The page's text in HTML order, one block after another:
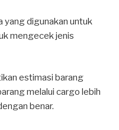
yang digunakan untuk
mengecek jenis
estimasi barang
melalui cargo lebih
benar.